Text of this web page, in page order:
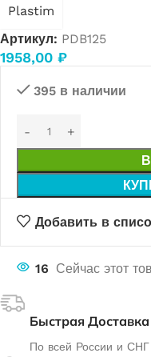
Plastim
Артикул: PDB125
1958,00 ₽
395 в наличии
Добавить в
16 Сейчас этот
Быстрая Доставка
По всей России и СНГ